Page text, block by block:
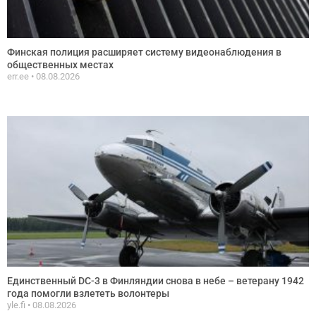
Финская полиция расширяет систему видеонаблюдения в
общественных местах
err.ee 08.08.2026
Единственный DC-3 в Финляндии снова в небе – ветерану 1942
года помогли взлететь волонтеры
yle.fi 08.08.2026